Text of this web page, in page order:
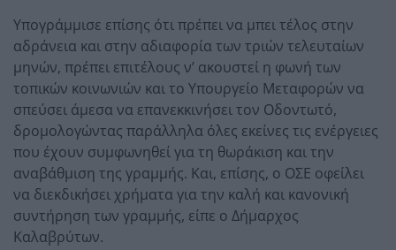
Υπογράμμισε επίσης ότι πρέπει να μπει τέλος στην
αδράνεια και στην αδιαφορία των τριών τελευταίων
μηνών, πρέπει επιτέλους ν’ ακουστεί η φωνή των
τοπικών κοινωνιών και το Υπουργείο Μεταφορών να
σπεύσει άμεσα να επανεκκινήσει τον Οδοντωτό,
δρομολογώντας παράλληλα όλες εκείνες τις ενέργειες
που έχουν συμφωνηθεί για τη θωράκιση και την
αναβάθμιση της γραμμής. Και, επίσης, ο ΟΣΕ οφείλει
να διεκδικήσει χρήματα για την καλή και κανονική
συντήρηση των γραμμής, είπε ο Δήμαρχος
Καλαβρύτων.